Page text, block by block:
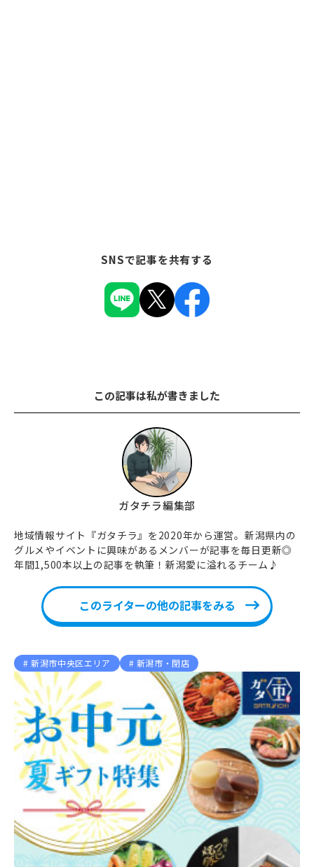
SNSで記事を共有する
この記事は私が書きました
ガタチラ編集部
地域情報サイト『ガタチラ』を2020年から運営。新潟県内の
グルメやイベントに興味があるメンバーが記事を毎日更新◎
年間1,500本以上の記事を執筆！新潟愛に溢れるチーム♪
このライターの他の記事をみる
新潟市中央区エリア 新潟市・閉店